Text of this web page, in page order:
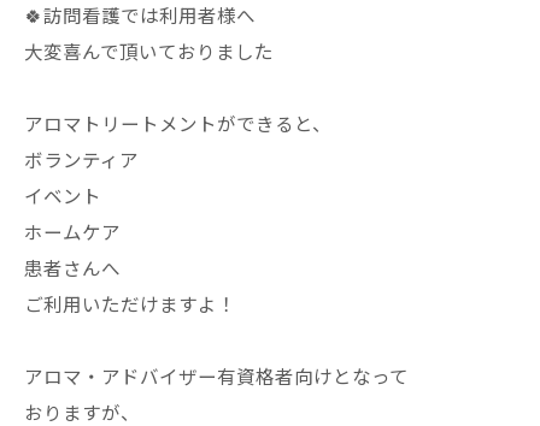
🍀訪問看護では利用者様へ
大変喜んで頂いておりました
アロマトリートメントができると、
ボランティア
イベント
ホームケア
患者さんへ
ご利用いただけますよ！
アロマ・アドバイザー有資格者向けとなって
おりますが、